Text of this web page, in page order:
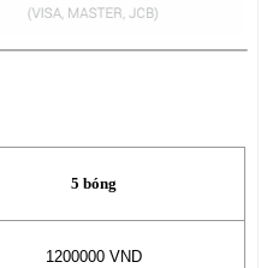
5 bóng
1200000 VND